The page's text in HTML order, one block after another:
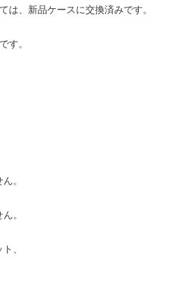
は、新品ケースに交換済みです。
す。
。
。
、